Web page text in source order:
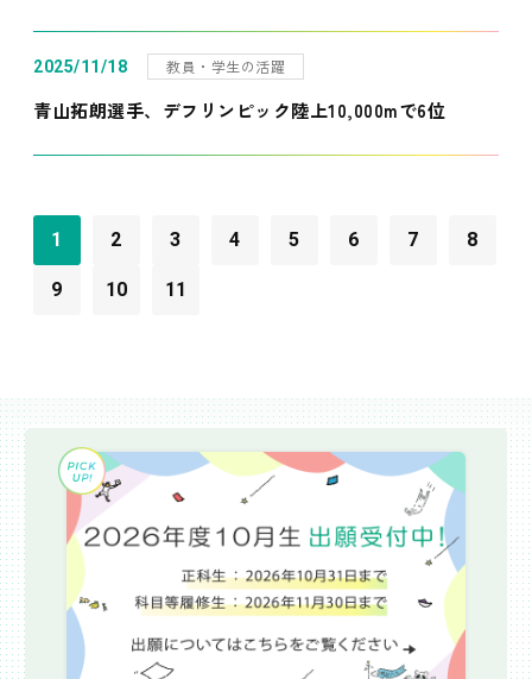
2025/11/18 教員・学生の活躍
青山拓朗選手、デフリンピック陸上10,000mで6位
1 2 3 4 5 6 7 8
9 10 11